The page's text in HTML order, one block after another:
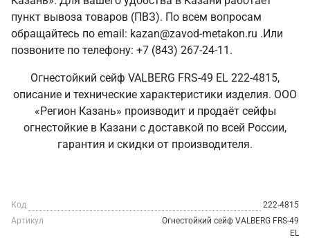
пункт вывоза товаров (ПВЗ). По всем вопросам
обращайтесь по email: kazan@zavod-metakon.ru .Или
позвоните по телефону: +7 (843) 267-24-11.
Огнестойкий сейф VALBERG FRS-49 EL 222-4815,
описание и технические характеристики изделия. ООО
«Регион Казань» производит и продаёт сейфы
огнестойкие в Казани с доставкой по всей России,
гарантия и скидки от производителя.
Код
222-4815
Артикул
Огнестойкий сейф VALBERG FRS-49
EL